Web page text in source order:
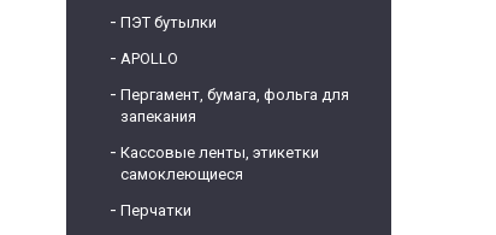
ПЭТ бутылки
APOLLO
Пергамент, бумага, фольга для
запекания
Кассовые ленты, этикетки
самоклеющиеся
Перчатки